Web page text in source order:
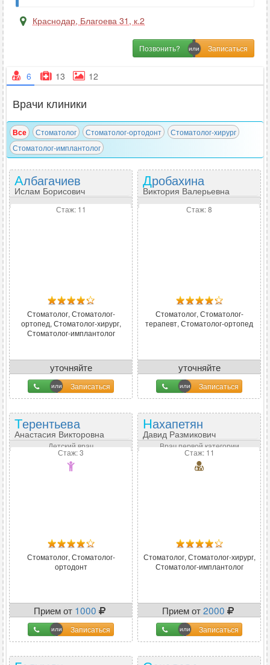
Краснодар, Благоева 31, к.2
Позвонить?
6 13 12
Врачи клиники
Все Стоматолог Стоматолог-ортодонт
Стоматолог-хирург
Стоматолог-имплантолог
Албагачиев
Ислам Борисович
Стаж: 11
Стоматолог, Стоматолог-
ортопед, Стоматолог-хирург,
Стоматолог-имплантолог
уточняйте
Записаться
Дробахина
Виктория Валерьевна
Стаж: 8
Стоматолог, Стоматолог-
терапевт, Стоматолог-ортопед
уточняйте
Записаться
Терентьева
Анастасия Викторовна
Детский врач
Стаж: 3
Стоматолог, Стоматолог-
ортодонт
Прием от 1000
Записаться
Нахапетян
Давид Размикович
Врач первой категории
Стаж: 11
Стоматолог, Стоматолог-хирург,
Стоматолог-имплантолог
Прием от2000
Записаться